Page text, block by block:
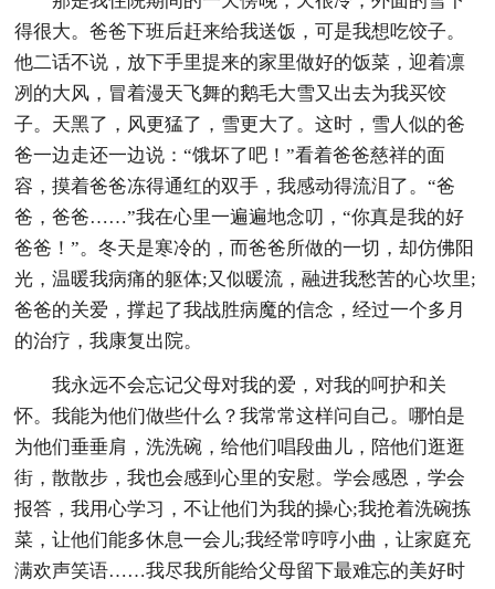
得很大。爸爸下班后赶来给我送饭，可是我想吃饺子。
他二话不说，放下手里提来的家里做好的饭菜，迎着凛
冽的大风，冒着漫天飞舞的鹅毛大雪又出去为我买饺
子。天黑了，风更猛了，雪更大了。这时，雪人似的爸
爸一边走还一边说：“饿坏了吧！”看着爸爸慈祥的面
容，摸着爸爸冻得通红的双手，我感动得流泪了。“爸
爸，爸爸……”我在心里一遍遍地念叨，“你真是我的好
爸爸！”。冬天是寒冷的，而爸爸所做的一切，却仿佛阳
光，温暖我病痛的躯体;又似暖流，融进我愁苦的心坎里;
爸爸的关爱，撑起了我战胜病魔的信念，经过一个多月
的治疗，我康复出院。
我永远不会忘记父母对我的爱，对我的呵护和关
怀。我能为他们做些什么？我常常这样问自己。哪怕是
为他们垂垂肩，洗洗碗，给他们唱段曲儿，陪他们逛逛
街，散散步，我也会感到心里的安慰。学会感恩，学会
报答，我用心学习，不让他们为我的操心;我抢着洗碗拣
菜，让他们能多休息一会儿;我经常哼哼小曲，让家庭充
满欢声笑语……我尽我所能给父母留下最难忘的美好时